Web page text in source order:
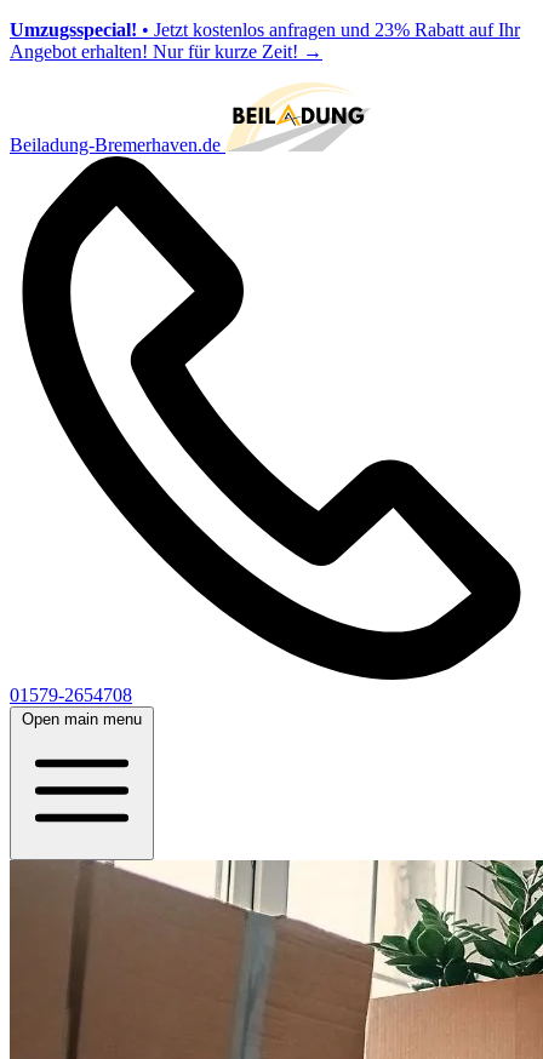
Umzugsspecial! • Jetzt kostenlos anfragen und 23% Rabatt auf Ihr
Angebot erhalten! Nur für kurze Zeit! →
Beiladung-Bremerhaven.de
01579-2654708
Open main menu